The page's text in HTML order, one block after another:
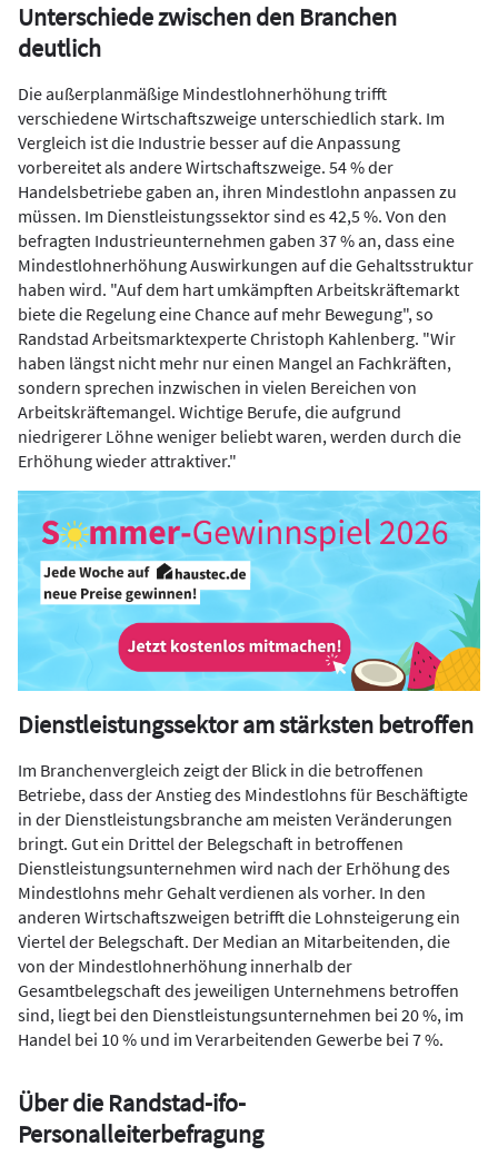
Unterschiede zwischen den Branchen
deutlich
Die außerplanmäßige Mindestlohnerhöhung trifft
verschiedene Wirtschaftszweige unterschiedlich stark. Im
Vergleich ist die Industrie besser auf die Anpassung
vorbereitet als andere Wirtschaftszweige. 54 % der
Handelsbetriebe gaben an, ihren Mindestlohn anpassen zu
müssen. Im Dienstleistungssektor sind es 42,5 %. Von den
befragten Industrieunternehmen gaben 37 % an, dass eine
Mindestlohnerhöhung Auswirkungen auf die Gehaltsstruktur
haben wird. "Auf dem hart umkämpften Arbeitskräftemarkt
biete die Regelung eine Chance auf mehr Bewegung", so
Randstad Arbeitsmarktexperte Christoph Kahlenberg. "Wir
haben längst nicht mehr nur einen Mangel an Fachkräften,
sondern sprechen inzwischen in vielen Bereichen von
Arbeitskräftemangel. Wichtige Berufe, die aufgrund
niedrigerer Löhne weniger beliebt waren, werden durch die
Erhöhung wieder attraktiver."
Dienstleistungssektor am stärksten betroffen
Im Branchenvergleich zeigt der Blick in die betroffenen
Betriebe, dass der Anstieg des Mindestlohns für Beschäftigte
in der Dienstleistungsbranche am meisten Veränderungen
bringt. Gut ein Drittel der Belegschaft in betroffenen
Dienstleistungsunternehmen wird nach der Erhöhung des
Mindestlohns mehr Gehalt verdienen als vorher. In den
anderen Wirtschaftszweigen betrifft die Lohnsteigerung ein
Viertel der Belegschaft. Der Median an Mitarbeitenden, die
von der Mindestlohnerhöhung innerhalb der
Gesamtbelegschaft des jeweiligen Unternehmens betroffen
sind, liegt bei den Dienstleistungsunternehmen bei 20 %, im
Handel bei 10 % und im Verarbeitenden Gewerbe bei 7 %.
Über die Randstad-ifo-
Personalleiterbefragung